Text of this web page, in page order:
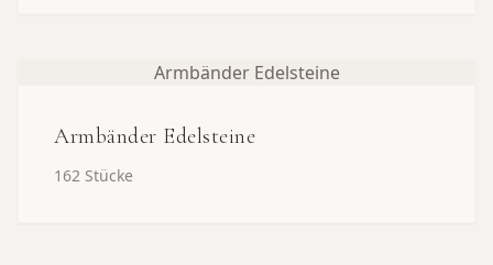
Armbänder Edelsteine
Armbänder Edelsteine
162 Stücke